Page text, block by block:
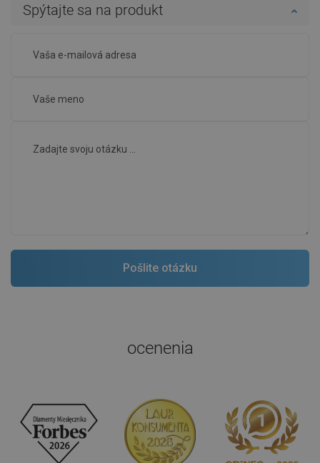
Spýtajte sa na produkt
ocenenia